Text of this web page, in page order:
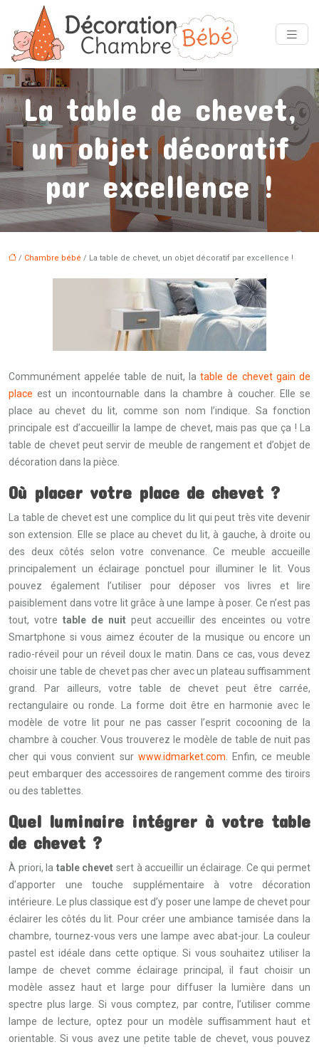
La table de chevet,
un objet décoratif
par excellence !
/ Chambre bébé / La table de chevet, un objet décoratif par excellence !
Communément appelée table de nuit, latable de chevet gain de
place est un incontournable dans la chambre à coucher. Elle se
place au chevet du lit, comme son nom l’indique. Sa fonction
principale est d’accueillir la lampe de chevet, mais pas que ça ! La
table de chevet peut servir de meuble de rangement et d’objet de
décoration dans la pièce.
Où placer votre place de chevet ?
La table de chevet est une complice du lit qui peut très vite devenir
son extension. Elle se place au chevet du lit, à gauche, à droite ou
des deux côtés selon votre convenance. Ce meuble accueille
principalement un éclairage ponctuel pour illuminer le lit. Vous
pouvez également l’utiliser pour déposer vos livres et lire
paisiblement dans votre lit grâce à une lampe à poser. Ce n’est pas
tout, votre table de nuitpeut accueillir des enceintes ou votre
Smartphone si vous aimez écouter de la musique ou encore un
radio-réveil pour un réveil doux le matin. Dans ce cas, vous devez
choisir une table de chevet pas cher avec un plateau suffisamment
grand. Par ailleurs, votre table de chevet peut être carrée,
rectangulaire ou ronde. La forme doit être en harmonie avec le
modèle de votre lit pour ne pas casser l’esprit cocooning de la
chambre à coucher. Vous trouverez le modèle de table de nuit pas
cher qui vous convient sur www.idmarket.com . Enfin, ce meuble
peut embarquer des accessoires de rangement comme des tiroirs
ou des tablettes.
Quel luminaire intégrer à votre table
de chevet ?
À priori, la table chevet sert à accueillir un éclairage. Ce qui permet
d’apporter une touche supplémentaire à votre décoration
intérieure. Le plus classique est d’y poser une lampe de chevet pour
éclairer les côtés du lit. Pour créer une ambiance tamisée dans la
chambre, tournez-vous vers une lampe avec abat-jour. La couleur
pastel est idéale dans cette optique. Si vous souhaitez utiliser la
lampe de chevet comme éclairage principal, il faut choisir un
modèle assez haut et large pour diffuser la lumière dans un
spectre plus large. Si vous comptez, par contre, l’utiliser comme
lampe de lecture, optez pour un modèle suffisamment haut et
orientable. Si vous avez une petite table de chevet, vous pouvez